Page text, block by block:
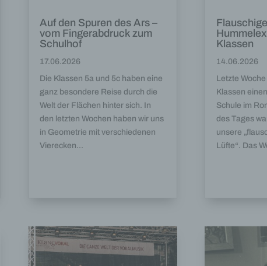
Auf den Spuren des Ars –
vom Fingerabdruck zum
Schulhof
17.06.2026
Die Klassen 5a und 5c haben eine
ganz besondere Reise durch die
Welt der Flächen hinter sich. In
den letzten Wochen haben wir uns
in Geometrie mit verschiedenen
Vierecken...
Klassen
14.06.2026
Letzte
Klassen
Schule im
des Tages
unsere
Lüfte“. Das